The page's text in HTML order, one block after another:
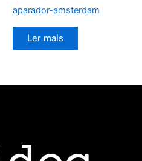
aparador-amsterdam
Ler mais